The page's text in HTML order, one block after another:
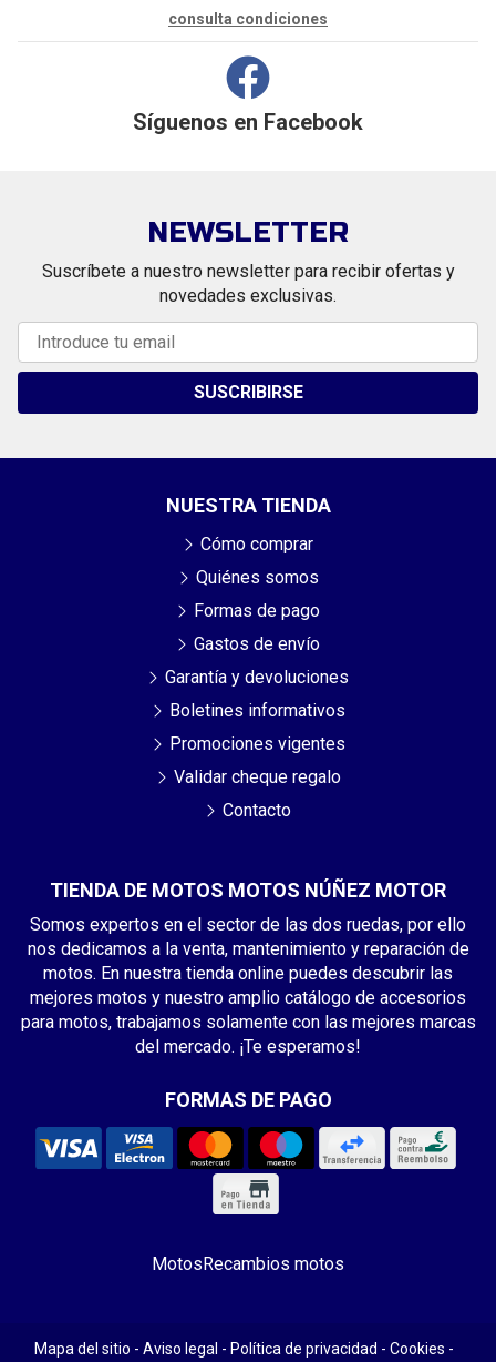
consulta condiciones
Síguenos en Facebook
NEWSLETTER
Suscríbete a nuestro newsletter para recibir ofertas y
novedades exclusivas.
SUSCRIBIRSE
TIENDA DE MOTOS MOTOS NÚÑEZ MOTOR
Somos expertos en el sector de las dos ruedas, por ello
nos dedicamos a la venta, mantenimiento y reparación de
motos. En nuestra tienda online puedes descubrir las
mejores motos y nuestro amplio catálogo de accesorios
para motos, trabajamos solamente con las mejores marcas
del mercado. ¡Te esperamos!
FORMAS DE PAGO
NUESTRA TIENDA
Cómo comprar
Quiénes somos
Formas de pago
Gastos de envío
Garantía y devoluciones
Boletines informativos
Promociones vigentes
Validar cheque regalo
Contacto
MotosRecambios motos
Mapa del sitio - Aviso legal - Política de privacidad - Cookies -